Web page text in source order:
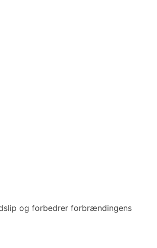
og forbedrer forbrændingens